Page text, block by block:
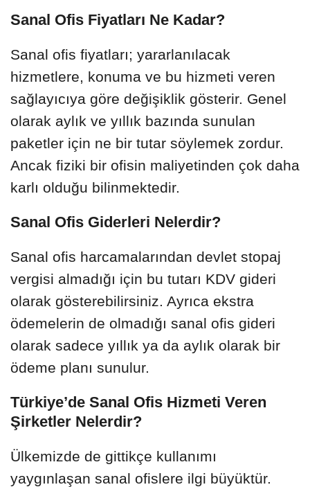
Sanal Ofis Fiyatları Ne Kadar?
Sanal ofis fiyatları; yararlanılacak
hizmetlere, konuma ve bu hizmeti veren
sağlayıcıya göre değişiklik gösterir. Genel
olarak aylık ve yıllık bazında sunulan
paketler için ne bir tutar söylemek zordur.
Ancak fiziki bir ofisin maliyetinden çok daha
karlı olduğu bilinmektedir.
Sanal Ofis Giderleri Nelerdir?
Sanal ofis harcamalarından devlet stopaj
vergisi almadığı için bu tutarı KDV gideri
olarak gösterebilirsiniz. Ayrıca ekstra
ödemelerin de olmadığı sanal ofis gideri
olarak sadece yıllık ya da aylık olarak bir
ödeme planı sunulur.
Türkiye’de Sanal Ofis Hizmeti Veren
Şirketler Nelerdir?
Ülkemizde de gittikçe kullanımı
yaygınlaşan sanal ofislere ilgi büyüktür.